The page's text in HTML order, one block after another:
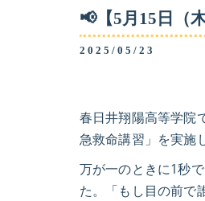
📢【5月15日（
2025/05/23
春日井翔陽高等学院
急救命講習」を実施
万が一のときに1秒
た。「もし目の前で